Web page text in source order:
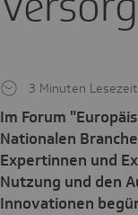
Im Forum
Nationalen
Expertinnen und
Nutzung und den
Innovationen
3 Minuten Lesezeit